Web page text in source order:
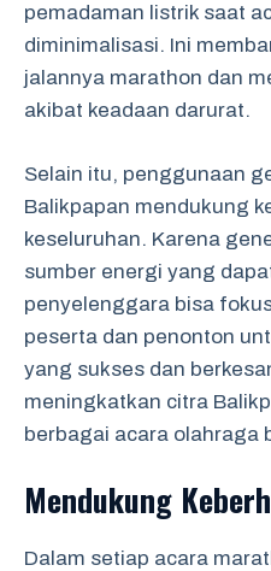
pemadaman listrik saat
diminimalisasi. Ini
jalannya marathon dan
akibat keadaan darurat.
Selain itu, penggunaan
Balikpapan mendukung
keseluruhan. Karena
sumber energi yang
penyelenggara bisa
peserta dan penonton
yang sukses dan
meningkatkan citra
berbagai acara olahraga
Mendukung
Dalam setiap acara